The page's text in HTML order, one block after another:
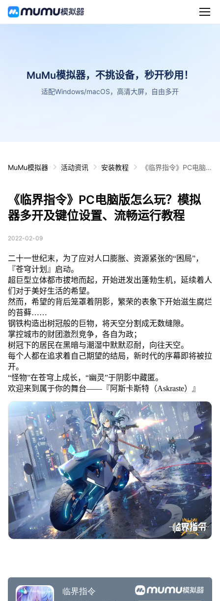
MuMu模拟器，不挑设备，秒开秒用！
适配Windows/macOS，高清大屏，自由多开
MuMu模拟器 活动资讯 安装教程
《临界指令》PC电脑
教程
《临界指令》PC电脑版怎么玩？模拟
器多开及键位设置、流畅运行教程
2022-02-09
二十一世纪末，为了应对人口膨胀、资源紧张的“困局”，
『苍穹计划』启动。
超巨型立体都市拔地而起，开始迸发出蓬勃生机，延续着人
们对于美好生活的希望。
然而，希望的背后笼罩着阴影，繁荣的表象下开始滋生腐烂
的苔藓……
钢铁构造出树冠般的巨物，将天空分割成无数缝隙。
掌控城市的财团激烈竞争，各自为政；
树冠下的居民在黑暗与潮湿中默默忍耐，向往天空。
每个人都在追求着自己期望的结局，新时代的序幕即将被拉
开。
“怪物”在苍穹上成长，“幽灵”于阴影中藏匿。
欢迎来到属于你的舞台——『阿斯卡斯特（Askraste）』